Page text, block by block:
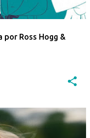
por Ross Hogg &